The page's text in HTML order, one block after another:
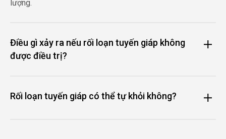
lượng.
Điều gì xảy ra nếu rối loạn tuyến giáp không
được điều trị?
Rối loạn tuyến giáp có thể tự khỏi không?